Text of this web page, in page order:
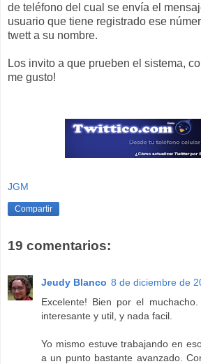
de teléfono del cual se envía el
usuario que tiene registrado ese
twett a su nombre.
Los invito a que prueben el sistema,
me gusto!
JGM
Compartir
19 comentarios:
Jeudy Blanco 8 de diciembre de
Excelente! Bien por el
interesante y util, y nada facil.
Yo mismo estuve trabajando en
a un punto bastante avanzado.